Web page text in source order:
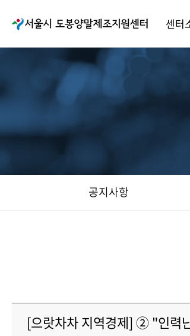
센터
공지사항
[으랏차차 지역경제] ② "인력